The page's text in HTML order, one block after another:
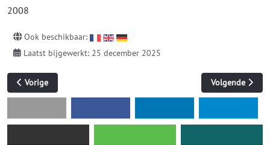
2008
Ook beschikbaar:
Laatst bijgewerkt: 25 december 2025
Vorig artikel: TEKSTVAK 03-07
Vorige Volgende
Volgende